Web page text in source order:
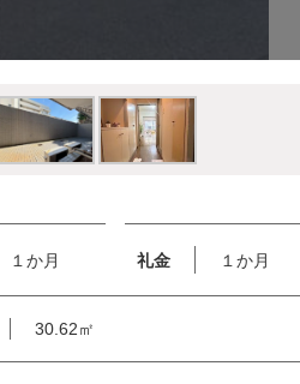
１か月 礼金 １か月
30.62㎡